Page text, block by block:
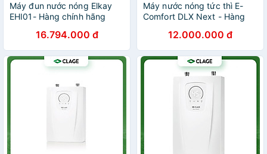
Máy đun nước nóng Elkay
EHI01- Hàng chính hãng
16.794.000 đ
Máy nước nóng tức thì E-
Comfort DLX Next - Hàng
12.000.000 đ